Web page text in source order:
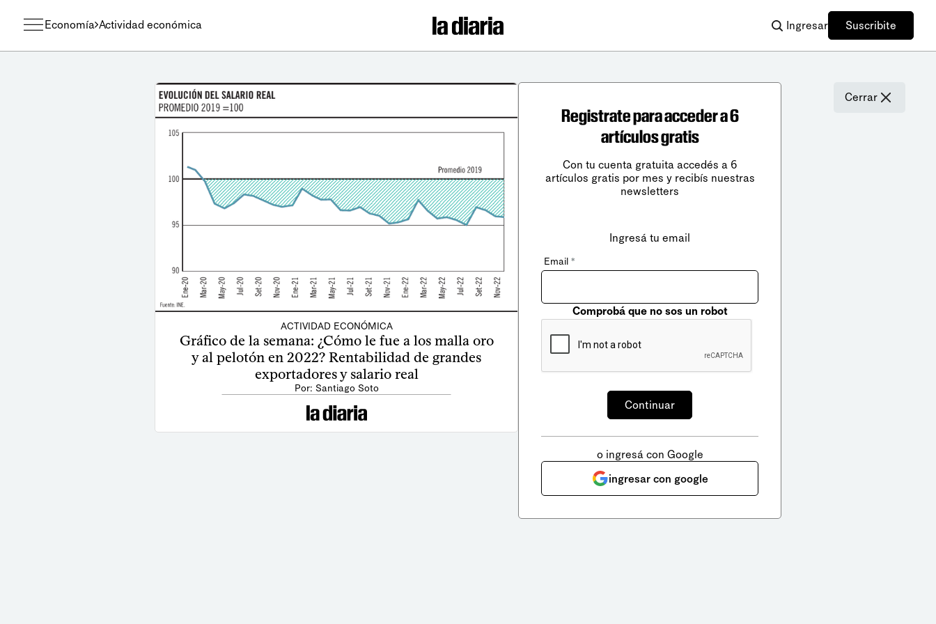
Economía Actividad económica Ingresar Suscribite
ACTIVIDAD ECONÓMICA
Gráfico de la semana: ¿Cómo le fue a los malla oro
y al pelotón en 2022? Rentabilidad de grandes
exportadores y salario real
Por: Santiago Soto
Cerrar
Registrate para acceder a 6
artículos gratis
Con tu cuenta gratuita accedés a 6
artículos gratis por mes y recibís nuestras
newsletters
Ingresá tu email
Email *
Comprobá que no sos un robot
o ingresá con Google
ingresar con google